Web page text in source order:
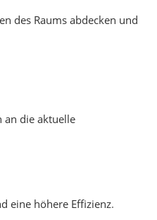
des Raums abdecken und
an die aktuelle
eine höhere Effizienz.